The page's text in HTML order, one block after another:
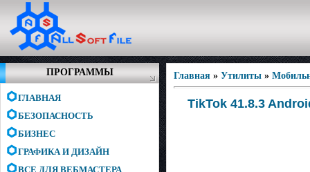
ПРОГРАММЫ
ГЛАВНАЯ
БЕЗОПАСНОСТЬ
БИЗНЕС
ГРАФИКА И ДИЗАЙН
ВСЕ ДЛЯ ВЕБМАСТЕРА
Главная » Утилиты »
TikTok 41.8.3